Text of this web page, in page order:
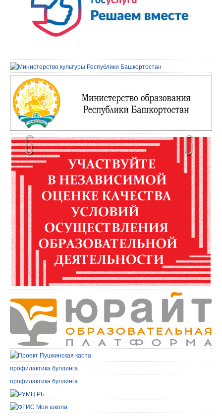
профилактика буллинга
профилактика буллинга